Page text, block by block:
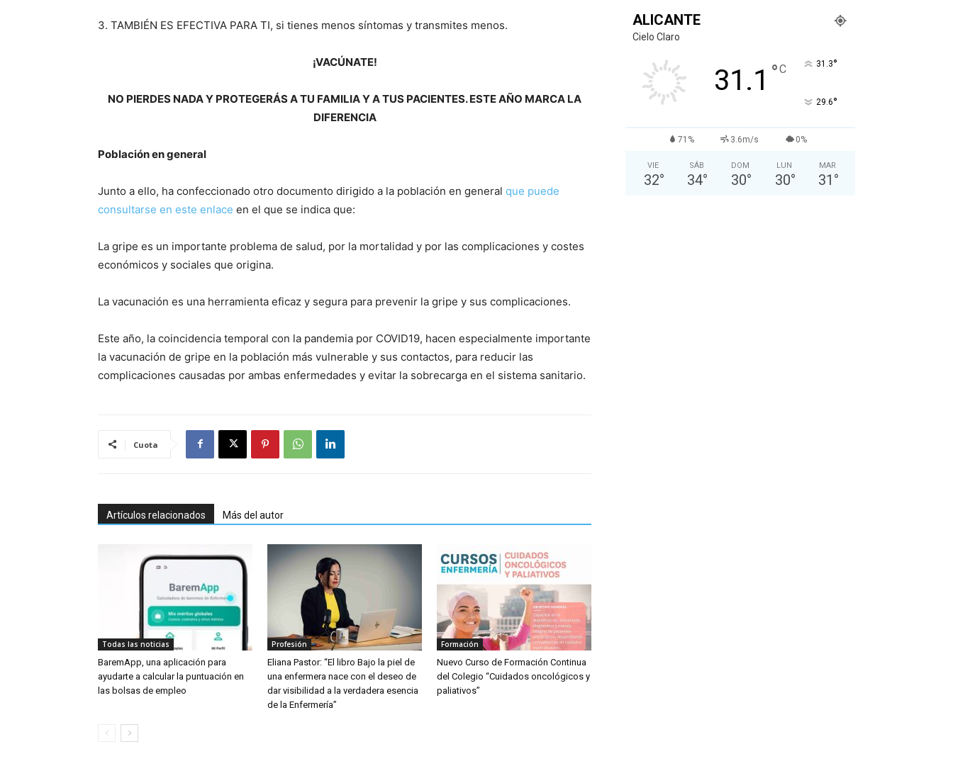
3. TAMBIÉN ES EFECTIVA PARA TI, si tienes menos síntomas y transmites menos.
¡VACÚNATE!
NO PIERDES NADA Y PROTEGERÁS A TU FAMILIA Y A TUS PACIENTES. ESTE AÑO MARCA LA
DIFERENCIA
Población en general
Junto a ello, ha confeccionado otro documento dirigido a la población en general que puede
consultarse en este enlace en el que se indica que:
La gripe es un importante problema de salud, por la mortalidad y por las complicaciones y costes
económicos y sociales que origina.
La vacunación es una herramienta eficaz y segura para prevenir la gripe y sus complicaciones.
Este año, la coincidencia temporal con la pandemia por COVID19, hacen especialmente importante
la vacunación de gripe en la población más vulnerable y sus contactos, para reducir las
complicaciones causadas por ambas enfermedades y evitar la sobrecarga en el sistema sanitario.
Cuota
Artículos relacionados Más del autor
Todas las noticias
BaremApp, una aplicación para
ayudarte a calcular la puntuación en
las bolsas de empleo
Profesión
Eliana Pastor: “El libro Bajo la piel de
una enfermera nace con el deseo de
dar visibilidad a la verdadera esencia
de la Enfermería”
Formación
Nuevo Curso de Formación Continua
del Colegio “Cuidados oncológicos y
paliativos”
ALICANTE
Cielo Claro
31.1 °C 31.3°
29.6°
71% 3.6m/s 0%
VIE
32°
SÁB
34°
DOM
30°
LUN
30°
MAR
31 °